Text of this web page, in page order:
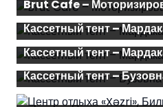
Кассетный тент –
Кассетный тент –
Кассетный тент –